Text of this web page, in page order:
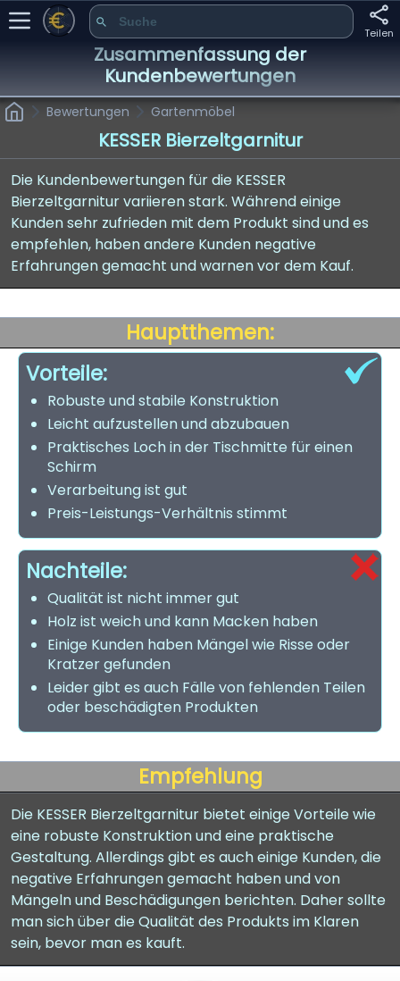
Teilen
Zusammenfassung der
Kundenbewertungen
Bewertungen Gartenmöbel
KESSER Bierzeltgarnitur
Die Kundenbewertungen für die KESSER
Bierzeltgarnitur variieren stark. Während einige
Kunden sehr zufrieden mit dem Produkt sind und es
empfehlen, haben andere Kunden negative
Erfahrungen gemacht und warnen vor dem Kauf.
Hauptthemen:
Vorteile:
Robuste und stabile Konstruktion
Leicht aufzustellen und abzubauen
Praktisches Loch in der Tischmitte für einen
Schirm
Verarbeitung ist gut
Preis-Leistungs-Verhältnis stimmt
Nachteile:
Qualität ist nicht immer gut
Holz ist weich und kann Macken haben
Einige Kunden haben Mängel wie Risse oder
Kratzer gefunden
Leider gibt es auch Fälle von fehlenden Teilen
oder beschädigten Produkten
Empfehlung
Die KESSER Bierzeltgarnitur bietet einige Vorteile wie
eine robuste Konstruktion und eine praktische
Gestaltung. Allerdings gibt es auch einige Kunden, die
negative Erfahrungen gemacht haben und von
Mängeln und Beschädigungen berichten. Daher sollte
man sich über die Qualität des Produkts im Klaren
sein, bevor man es kauft.